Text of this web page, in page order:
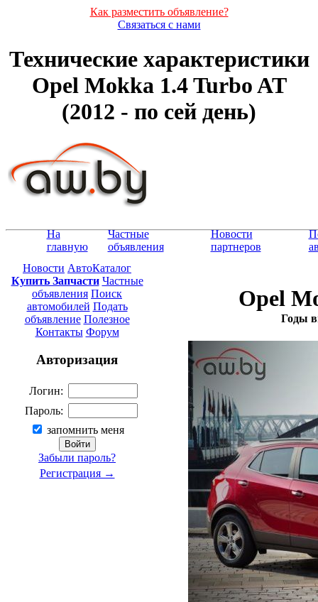
Как разместить объявление?
Связаться с нами
Технические характеристики
Opel Mokka 1.4 Turbo AT
(2012 - по сей день)
На
главную
Частные
объявления
Новости
партнеров
Новости АвтоКаталог
Купить Запчасти Частные
объявления Поиск
автомобилей Подать
объявление Полезное
Контакты Форум
Авторизация
Логин:
Пароль:
запомнить меня
Забыли пароль?
Регистрация →
Opel
Годы